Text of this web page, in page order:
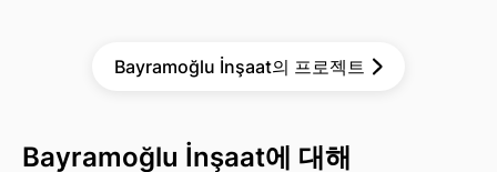
Bayramoğlu İnşaat의 프로젝트
Bayramoğlu İnşaat에 대해